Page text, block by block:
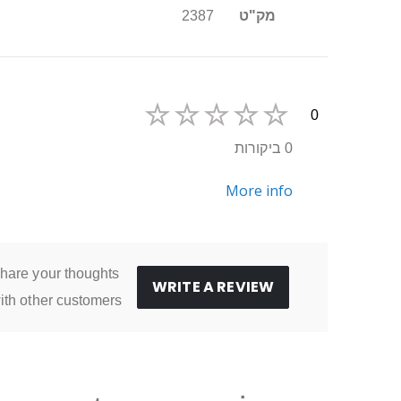
מק"ט
2387
0
0 ביקורות
More info
WRITE A REVIEW
your thoughts
other customers